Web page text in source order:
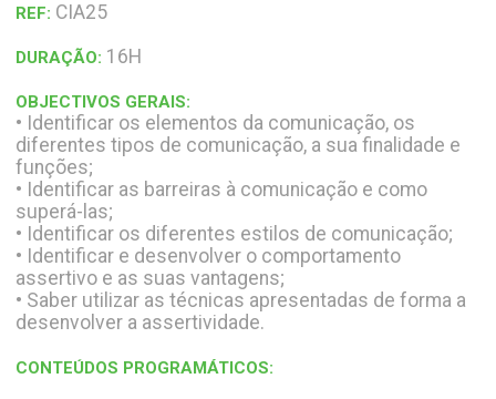
REF: CIA25
DURAÇÃO: 16H
OBJECTIVOS GERAIS:
• Identificar os elementos da comunicação, os
diferentes tipos de comunicação, a sua finalidade e
funções;
• Identificar as barreiras à comunicação e como
superá-las;
• Identificar os diferentes estilos de comunicação;
• Identificar e desenvolver o comportamento
assertivo e as suas vantagens;
• Saber utilizar as técnicas apresentadas de forma a
desenvolver a assertividade.
CONTEÚDOS PROGRAMÁTICOS: